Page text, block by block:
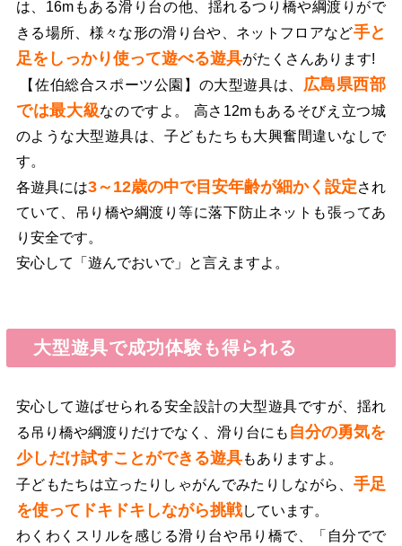
は、16mもある滑り台の他、揺れるつり橋や綱渡りがで
きる場所、様々な形の滑り台や、ネットフロアなど手と
足をしっかり使って遊べる遊具がたくさんあります!
【佐伯総合スポーツ公園】の大型遊具は、 広島県西部
では最大級なのですよ。 高さ12mもあるそびえ立つ城
のような大型遊具は、子どもたちも大興奮間違いなしで
す。
各遊具には3～12歳の中で目安年齢が細かく設定され
ていて、吊り橋や綱渡り等に落下防止ネットも張ってあ
り安全です。
安心して「遊んでおいで」と言えますよ。
大型遊具で成功体験も得られる
安心して遊ばせられる安全設計の大型遊具ですが、揺れ
る吊り橋や綱渡りだけでなく、滑り台にも 自分の勇気を
少しだけ試すことができる遊具もありますよ。
子どもたちは立ったりしゃがんでみたりしながら、 手足
を使ってドキドキしながら挑戦しています。
わくわくスリルを感じる滑り台や吊り橋で、「自分でで